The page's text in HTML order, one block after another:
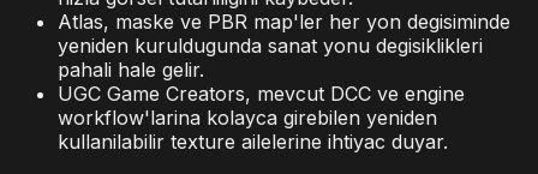
Atlas, maske ve PBR map'ler her yon degisiminde
yeniden kuruldugunda sanat yonu degisiklikleri
pahali hale gelir.
UGC Game Creators, mevcut DCC ve engine
workflow'larina kolayca girebilen yeniden
kullanilabilir texture ailelerine ihtiyac duyar.